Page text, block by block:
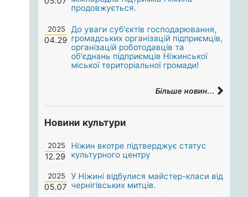
продовжується.
2025
04.29
До уваги суб'єктів господарювання,
громадських організацій підприємців,
організацій роботодавців та
об'єднань підприємців Ніжинської
міської територіальної громади!
Більше новин...
Новини культури
2025
12.29
Ніжин вкотре підтверджує статус
культурного центру
2025
05.07
У Ніжині відбулися майстер-класи від
чернігівських митців.